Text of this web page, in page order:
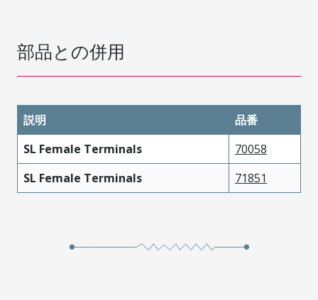
部品との併用
説明
品番
SL Female Terminals
70058
SL Female Terminals
71851